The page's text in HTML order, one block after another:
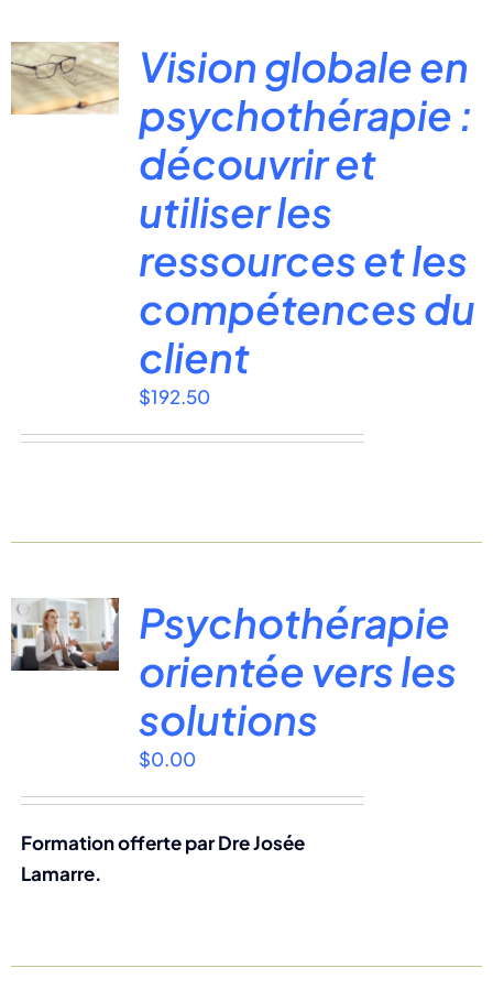
Vision globale en
psychothérapie :
découvrir et
utiliser les
ressources et les
compétences du
client
$192.50
Psychothérapie
orientée vers les
solutions
$0.00
Formation offerte par Dre Josée
Lamarre.